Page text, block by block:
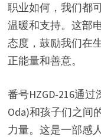
职业如何，我们都
温暖和支持。这部
态度，鼓励我们在
正能量和善意。
番号HZGD-216通
Oda)和孩子们之间
力量。这是一部感